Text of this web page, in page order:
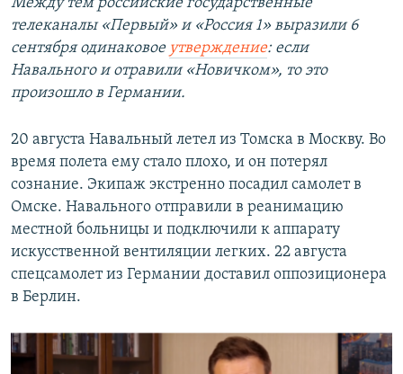
телеканалы «Первый» и «Россия 1» выразили 6
сентября одинаковое утверждение: если
Навального и отравили «Новичком», то это
произошло в Германии.
20 августа Навальный летел из Томска в Москву. Во
время полета ему стало плохо, и он потерял
сознание. Экипаж экстренно посадил самолет в
Омске. Навального отправили в реанимацию
местной больницы и подключили к аппарату
искусственной вентиляции легких. 22 августа
спецсамолет из Германии доставил оппозиционера
в Берлин.